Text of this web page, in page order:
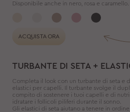
Disponibile anche in nero, rosa e caramello.
ACQUISTA ORA
TURBANTE DI SETA +
Completa il look con un turbante di seta e
elastici per capelli. Il turbante svolge il
compito di sostenere i tuoi capelli e di
idratare i follicoli piliferi durante il sonno.
Gli elastici di seta aiutano a tenere in ordine